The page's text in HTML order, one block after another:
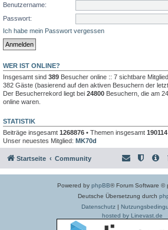
Benutzername:
Passwort:
Ich habe mein Passwort vergessen
WER IST ONLINE?
Insgesamt sind 389 Besucher online :: 7 sichtbare
382 Gäste (basierend auf den aktiven Besuchern der
Der Besucherrekord liegt bei 24800 Besuchern, die am
online waren.
STATISTIK
Beiträge insgesamt 1268876 • Themen insgesamt 190114
Unser neuestes Mitglied: MK70d
Startseite Community
Powered by phpBB® Forum Software ©
Deutsche Übersetzung durch
Datenschutz|
hosted by Linevast.de